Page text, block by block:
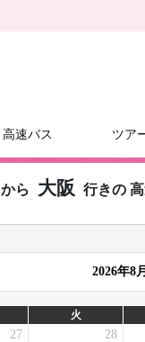
高速バス ツア
から 大阪 行きの
2026年8
火
27 28